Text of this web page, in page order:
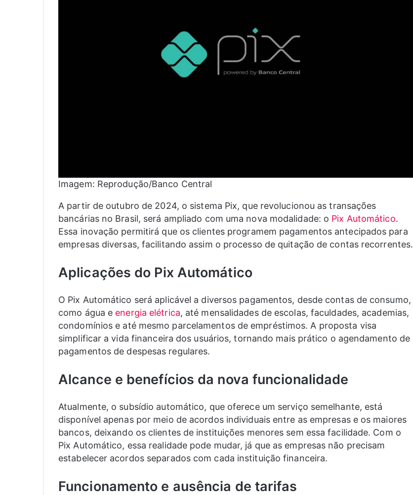
Imagem: Reprodução/Banco Central
A partir de outubro de 2024, o sistema Pix, que revolucionou as transações
bancárias no Brasil, será ampliado com uma nova modalidade: o Pix Automático.
Essa inovação permitirá que os clientes programem pagamentos antecipados para
empresas diversas, facilitando assim o processo de quitação de contas recorrentes.
Aplicações do Pix Automático
O Pix Automático será aplicável a diversos pagamentos, desde contas de consumo,
como água e energia elétrica, até mensalidades de escolas, faculdades, academias,
condomínios e até mesmo parcelamentos de empréstimos. A proposta visa
simplificar a vida financeira dos usuários, tornando mais prático o agendamento de
pagamentos de despesas regulares.
Alcance e benefícios da nova funcionalidade
Atualmente, o subsídio automático, que oferece um serviço semelhante, está
disponível apenas por meio de acordos individuais entre as empresas e os maiores
bancos, deixando os clientes de instituições menores sem essa facilidade. Com o
Pix Automático, essa realidade pode mudar, já que as empresas não precisam
estabelecer acordos separados com cada instituição financeira.
Funcionamento e ausência de tarifas